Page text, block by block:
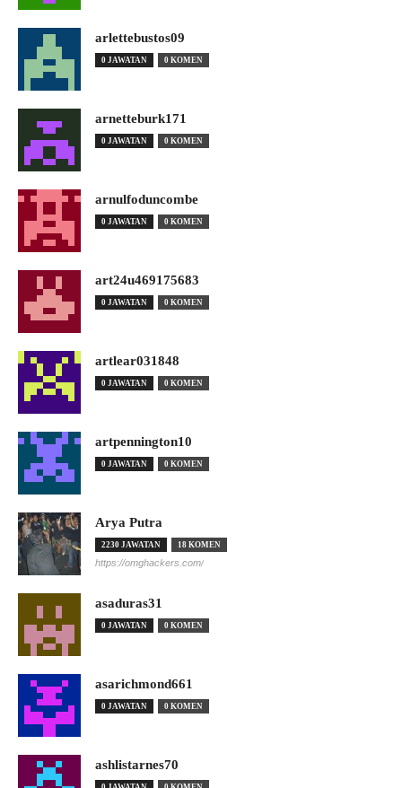
arlettebustos09
0 JAWATAN 0 KOMEN
arnetteburk171
0 JAWATAN 0 KOMEN
arnulfoduncombe
0 JAWATAN 0 KOMEN
art24u469175683
0 JAWATAN 0 KOMEN
artlear031848
0 JAWATAN 0 KOMEN
artpennington10
0 JAWATAN 0 KOMEN
Arya Putra
2230 JAWATAN 18 KOMEN
https://omghackers.com/
asaduras31
0 JAWATAN 0 KOMEN
asarichmond661
0 JAWATAN 0 KOMEN
ashlistarnes70